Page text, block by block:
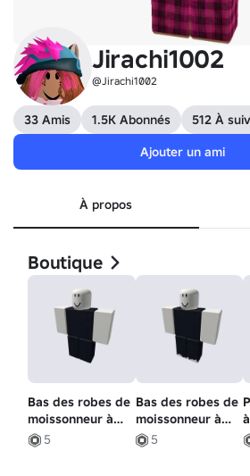
Jirachi1002
@Jirachi1002
33 Amis 1.5K Abonnés
512 À
Ajouter un ami
À propos
Boutique
Bas des robes de
moissonneur à
capuche
effrayante (pas
5
Bas des robes de
moissonneur à
capuche
effrayante (rips)
5